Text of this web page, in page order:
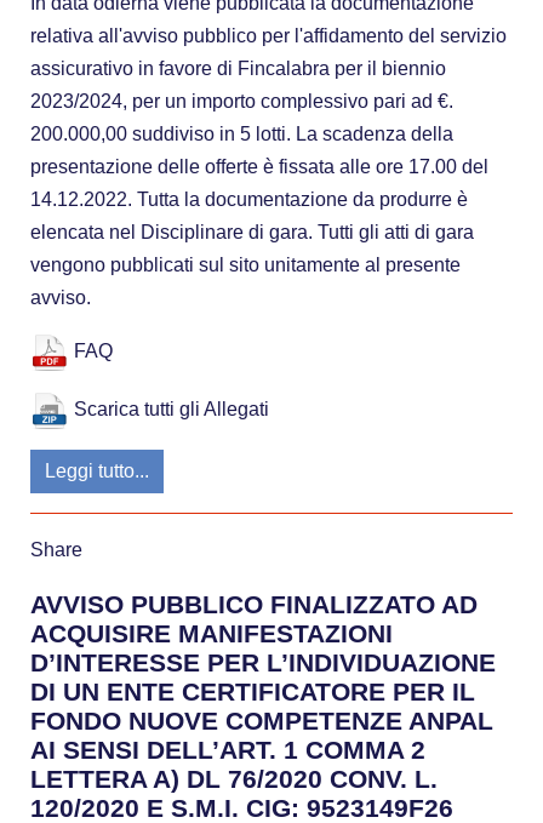
relativa all'avviso pubblico per l'affidamento del servizio
assicurativo in favore di Fincalabra per il biennio
2023/2024, per un importo complessivo pari ad €.
200.000,00 suddiviso in 5 lotti. La scadenza della
presentazione delle offerte è fissata alle ore 17.00 del
14.12.2022. Tutta la documentazione da produrre è
elencata nel Disciplinare di gara. Tutti gli atti di gara
vengono pubblicati sul sito unitamente al presente
avviso.
FAQ
Scarica tutti gli Allegati
Leggi tutto...
Share
AVVISO PUBBLICO FINALIZZATO AD
ACQUISIRE MANIFESTAZIONI
D’INTERESSE PER L’INDIVIDUAZIONE
DI UN ENTE CERTIFICATORE PER IL
FONDO NUOVE COMPETENZE ANPAL
AI SENSI DELL’ART. 1 COMMA 2
LETTERA A) DL 76/2020 CONV. L.
120/2020 E S.M.I. CIG: 9523149F26